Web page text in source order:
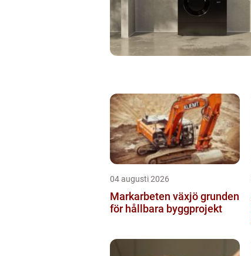
04 augusti 2026
Markarbeten växjö grunden
för hållbara byggprojekt